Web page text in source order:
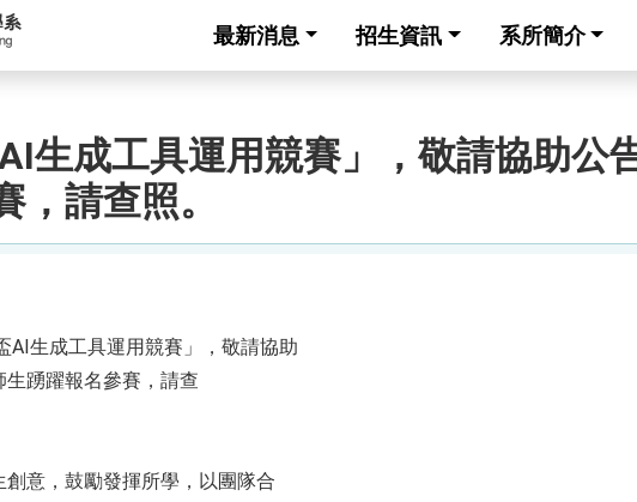
最新消息 招生資訊 系所簡介
AI生成工具運用競賽」，敬請協助公
，請查照。
AI生成工具運用競賽」，敬請協助
踴躍報名參賽，請查
意，鼓勵發揮所學，以團隊合